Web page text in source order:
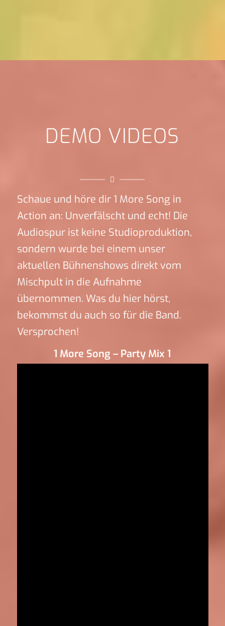
DEMO VIDEOS
Schaue und höre dir 1 More Song in
Action an: Unverfälscht und echt! Die
Audiospur ist keine Studioproduktion,
sondern wurde bei einem unser
aktuellen Bühnenshows direkt vom
Mischpult in die Aufnahme
übernommen. Was du hier hörst,
bekommst du auch so für die Band.
Versprochen!
1 More Song – Party Mix 1